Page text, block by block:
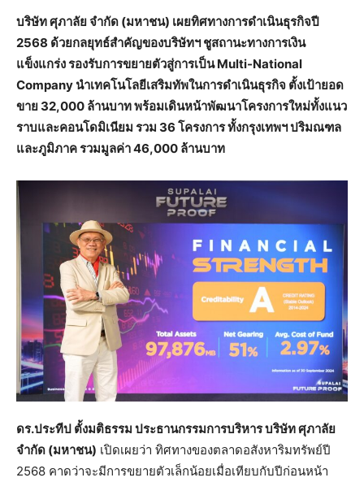
บริษัท ศุภาลัย จำกัด (มหาชน) เผยทิศทางการดำเนินธุรกิจปี
2568 ด้วยกลยุทธ์สำคัญของบริษัทฯ ชูสถานะทางการเงิน
แข็งแกร่ง รองรับการขยายตัวสู่การเป็น Multi-National
Company นำเทคโนโลยีเสริมทัพในการดำเนินธุรกิจ ตั้งเป้ายอด
ขาย 32,000 ล้านบาท พร้อมเดินหน้าพัฒนาโครงการใหม่ทั้งแนว
ราบและคอนโดมิเนียม รวม 36 โครงการ ทั้งกรุงเทพฯ ปริมณฑล
และภูมิภาค รวมมูลค่า 46,000 ล้านบาท
ดร.ประทีป ตั้งมติธรรม ประธานกรรมการบริหาร บริษัท ศุภาลัย
จำกัด (มหาชน) เปิดเผยว่า ทิศทางของตลาดอสังหาริมทรัพย์ปี
2568 คาดว่าจะมีการขยายตัวเล็กน้อยเมื่อเทียบกับปีก่อนหน้า